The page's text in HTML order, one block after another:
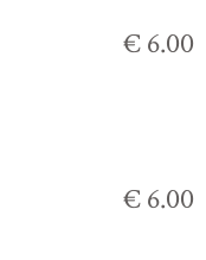
€ 6.00
€ 6.00